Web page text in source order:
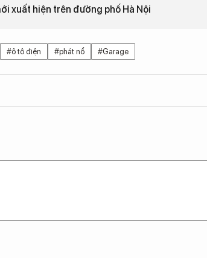
xuất hiện trên đường phố Hà Nội
#ô tô điện #phát nổ #Garage